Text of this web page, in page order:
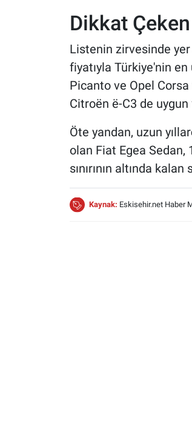
Dikkat
Listenin zirvesinde
fiyatıyla Türkiye'nin
Picanto ve Opel
Citroën ë-C3 de
Öte yandan, uzun
olan Fiat Egea Sedan,
sınırının altında
Kaynak: Eskisehir.net Haber